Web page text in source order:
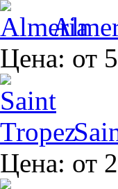
Цена: от
Цена: от